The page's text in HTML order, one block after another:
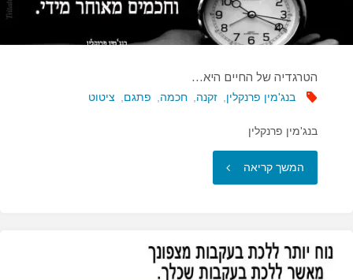
הטרגדיה של החיים היא…
בנג'מין פרנקלין, זקנה, חכמה, פתגם, ציטוט
בנג'מין פרנקלין
המשך קריאה "הטרגדיה
היא…"